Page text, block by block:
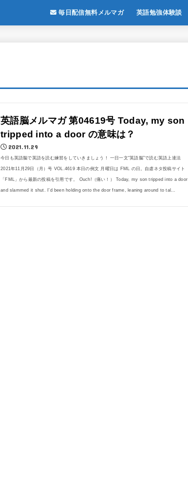
毎日配信無料メルマガ 英語勉強体験談
英語脳メルマガ 第04619号 Today, my son
tripped into a door の意味は？
2021.11.29
今日も英語脳で英語を読む練習をしていきましょう！ 一日一文“英語脳”で読む英語上達法
2021年11月29日（月）号 VOL.4619 本日の例文 月曜日は FML の日。自虐ネタ投稿サイト
「FML」から最新の投稿を引用です。 Ouch!（痛い！） Today, my son tripped into a door
and slammed it shut. I'd been holding onto the door frame, leaning around to tal...